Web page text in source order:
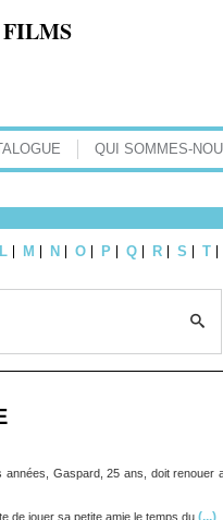
QUI SOMMES-
L M N O P Q R S T
Gaspard, 25 ans, doit renouer
de jouer sa petite amie le temps du(...)